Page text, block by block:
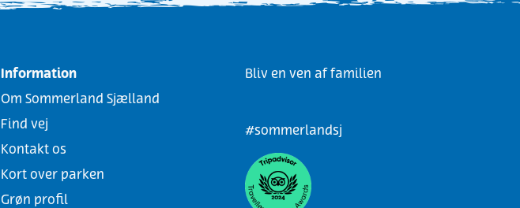
Information
Om Sommerland Sjælland
Find vej
Kontakt os
Kort over parken
Grøn profil
Bliv en ven af familien
#sommerlandsj